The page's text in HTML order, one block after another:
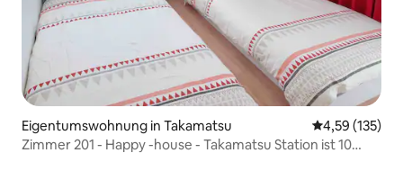
Eigentumswohnung in Takamatsu
4,59 (135)
Zimmer 201 - Happy -house - Takamatsu Station ist 10